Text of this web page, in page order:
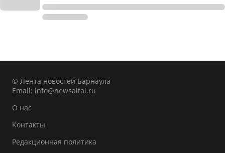
© Лента новостей Барнаула
Email: info@newsaltai.ru
О нас
Контакты
Редакционная политика